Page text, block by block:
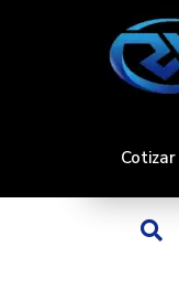
Cotizar